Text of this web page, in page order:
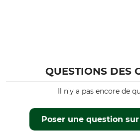
QUESTIONS DES
Poser une question
Il n'y a pas encore de